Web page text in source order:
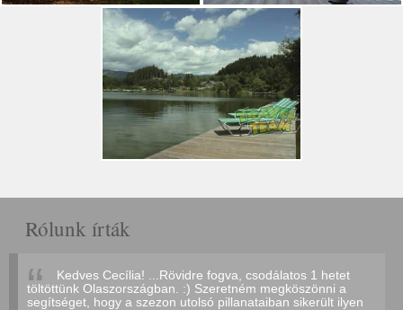
Rólunk írták
Kedves Cecília! ...Rövidre fogva, csodálatos 1 hetet
töltöttünk Olaszországban. :) Szeretném megköszönni a
segítséget, hogy a szezon utolsó pillanataiban sikerült ilyen